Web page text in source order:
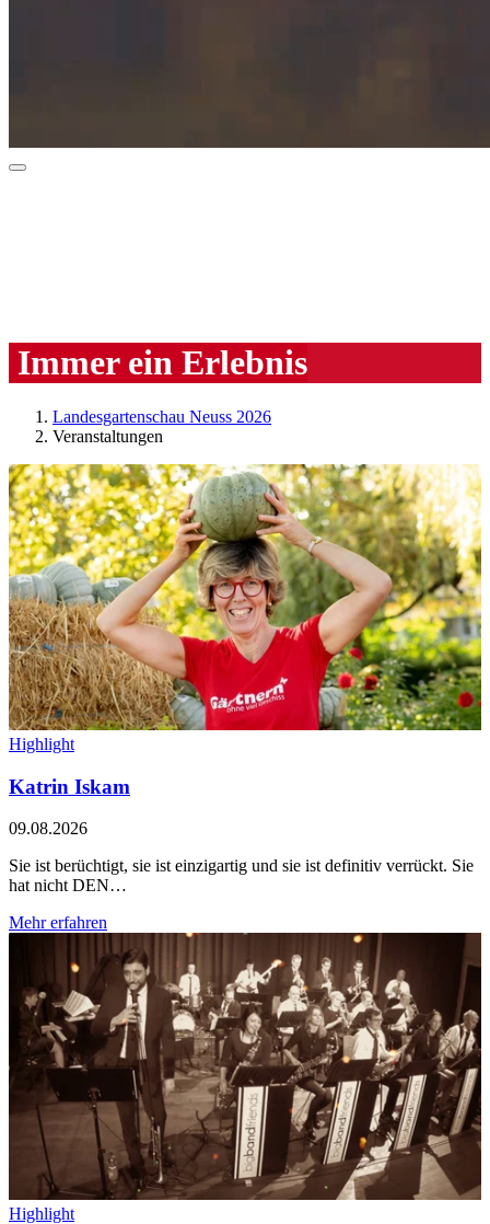
Immer ein Erlebnis
Landesgartenschau Neuss 2026
Veranstaltungen
Highlight
Katrin Iskam
09.08.2026
Sie ist berüchtigt, sie ist einzigartig und sie ist definitiv verrückt. Sie
hat nicht DEN…
Mehr erfahren
Highlight